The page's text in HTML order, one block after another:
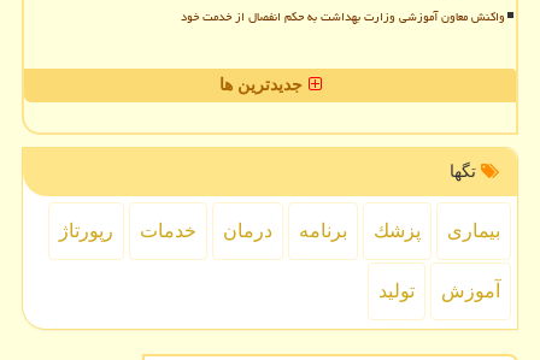
واکنش معاون آموزشی وزارت بهداشت به حکم انفصال از خدمت خود
جدیدترین ها
تگها
بیماری پزشك برنامه درمان خدمات رپورتاژ
آموزش تولید